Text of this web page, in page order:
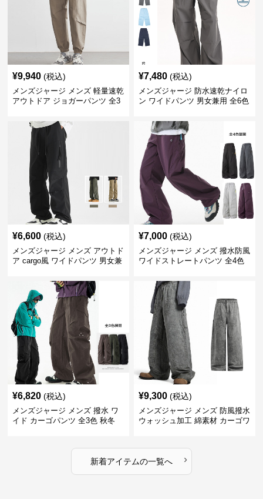
¥9,940 (税込)
メンズジャージ メンズ 軽量速乾
アウトドア ジョガーパンツ 全3
¥7,480 (税込)
メンズジャージ 防水速乾ナイロ
ン ワイドパンツ 男女兼用 全6色
¥6,600 (税込)
メンズジャージ メンズ アウトド
ア cargo風 ワイドパンツ 男女兼
¥7,000 (税込)
メンズジャージ メンズ 撥水防風
ワイドストレートパンツ 全4色
¥6,820 (税込)
メンズジャージ メンズ 撥水 ワ
イド カーゴパンツ 全3色 秋冬
¥9,300 (税込)
メンズジャージ メンズ 防風撥水
ウォッシュ加工 綿素材 カーゴワ
新着アイテムの一覧へ ›